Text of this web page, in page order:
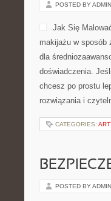
POSTED BY ADMIN
Jak Się
makijażu w sposób
dla
doświadczenia.
chcesz po prostu
rozwiązania i
CATEGORIES:
POSTED BY ADMIN